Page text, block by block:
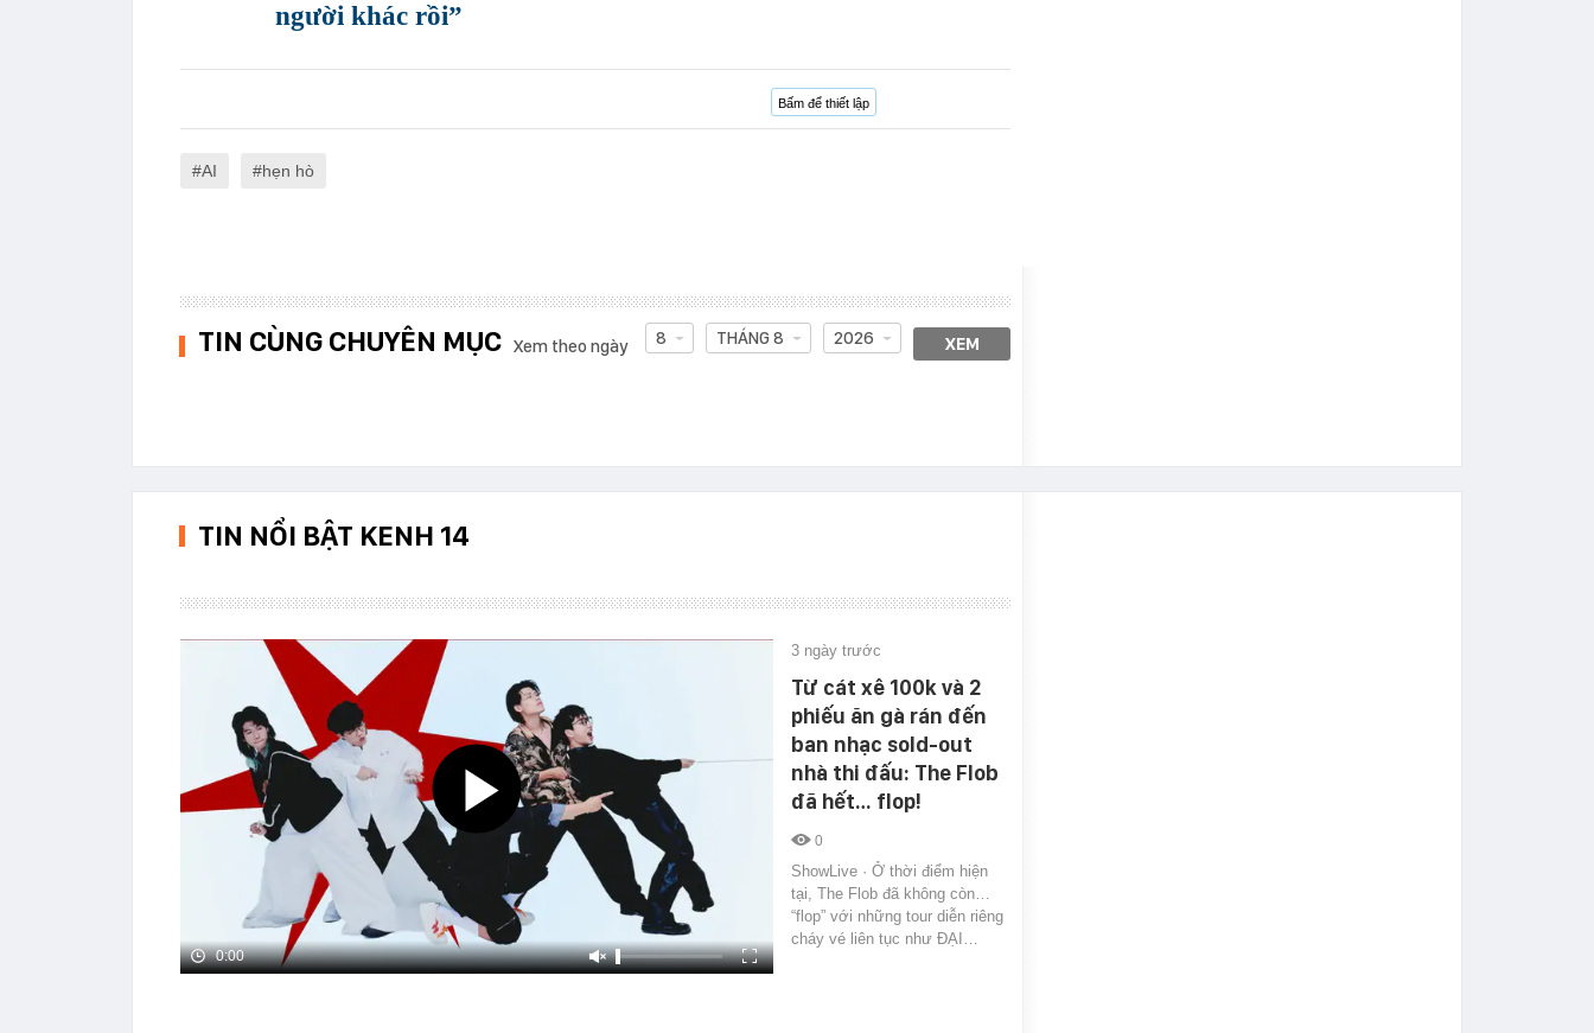
người khác rồi”
Bấm để thiết lập
AI hẹn hò
TIN CÙNG CHUYÊN MỤC Xem theo ngày 8 THÁNG 8 2026 XEM
TIN NỔI BẬT KENH 14
0:00
3 ngày trước
Từ cát xê 100k và 2
phiếu ăn gà rán đến
ban nhạc sold-out
nhà thi đấu: The Flob
đã hết… flop!
0
ShowLive · Ở thời điểm hiện
tại, The Flob đã không còn…
“flop” với những tour diễn riêng
cháy vé liên tục như ĐẠI…